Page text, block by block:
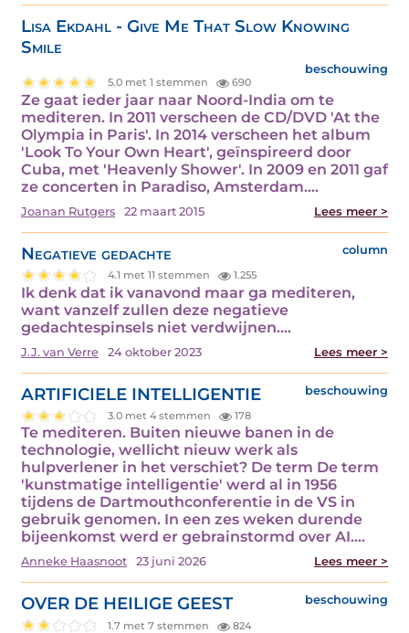
Lisa Ekdahl - Give Me That Slow Knowing
Smile
beschouwing
5.0 met 1 stemmen 690
Ze gaat ieder jaar naar Noord-India om te
mediteren. In 2011 verscheen de CD/DVD 'At the
Olympia in Paris'. In 2014 verscheen het album
'Look To Your Own Heart', geïnspireerd door
Cuba, met 'Heavenly Shower'. In 2009 en 2011 gaf
ze concerten in Paradiso, Amsterdam.…
Joanan Rutgers 22 maart 2015 Lees meer >
Negatieve gedachte column
4.1 met 11 stemmen 1.255
Ik denk dat ik vanavond maar ga mediteren,
want vanzelf zullen deze negatieve
gedachtespinsels niet verdwijnen.…
J.J. van Verre 24 oktober 2023 Lees meer >
ARTIFICIELE INTELLIGENTIE beschouwing
3.0 met 4 stemmen 178
Te mediteren. Buiten nieuwe banen in de
technologie, wellicht nieuw werk als
hulpverlener in het verschiet? De term De term
'kunstmatige intelligentie' werd al in 1956
tijdens de Dartmouthconferentie in de VS in
gebruik genomen. In een zes weken durende
bijeenkomst werd er gebrainstormd over AI.…
Anneke Haasnoot 23 juni 2026 Lees meer >
OVER DE HEILIGE GEEST beschouwing
1.7 met 7 stemmen 824